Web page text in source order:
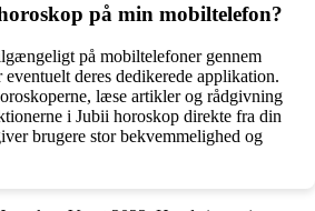
på min mobiltelefon?
på mobiltelefoner gennem
eventuelt deres dedikerede applikation.
læse artikler og rådgivning
i Jubii horoskop direkte fra din
brugere stor bekvemmelighed og